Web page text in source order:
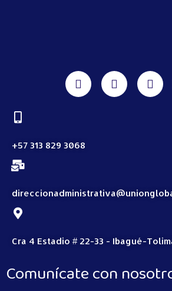
+57 313 829 3068
Cra 4 Estadio # 22-33 - Ibagué-
Comunícate con